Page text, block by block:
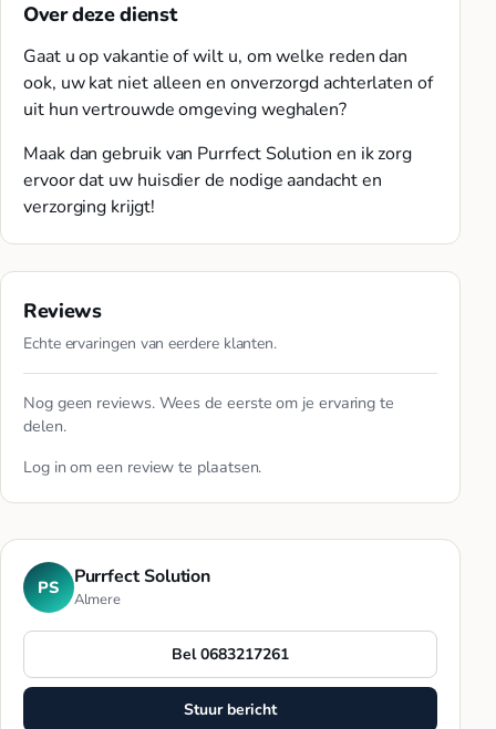
Over deze dienst
Gaat u op vakantie of wilt u, om welke reden dan
ook, uw kat niet alleen en onverzorgd achterlaten of
uit hun vertrouwde omgeving weghalen?
Maak dan gebruik van Purrfect Solution en ik zorg
ervoor dat uw huisdier de nodige aandacht en
verzorging krijgt!
Reviews
Echte ervaringen van eerdere klanten.
Nog geen reviews. Wees de eerste om je ervaring te
delen.
Log in om een review te plaatsen.
PS Purrfect Solution
Almere
Bel 0683217261
Stuur bericht